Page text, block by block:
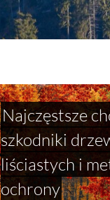
Najczęstsze
szkodniki
liściastych i
ochrony